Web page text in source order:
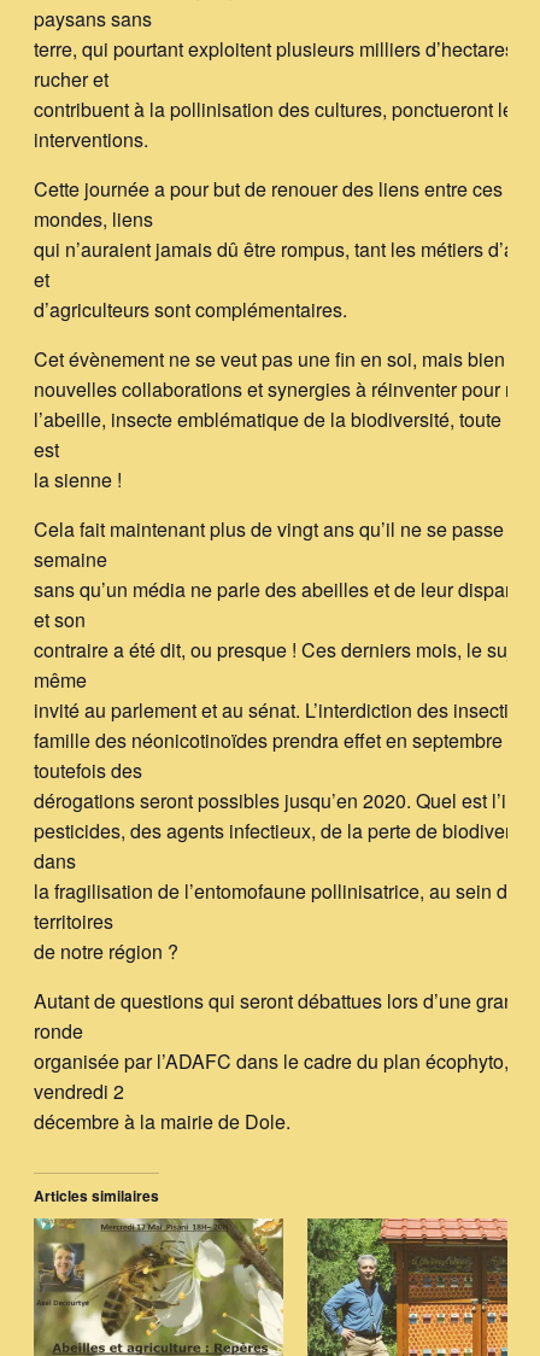
paysans sans
terre, qui pourtant exploitent plusieurs milliers d’hectares
rucher et
contribuent à la pollinisation des cultures, ponctueront les
interventions.
Cette journée a pour but de renouer des liens entre ces
mondes, liens
qui n’auraient jamais dû être rompus, tant les métiers
et
d’agriculteurs sont complémentaires.
Cet évènement ne se veut pas une fin en soi, mais bien le
nouvelles collaborations et synergies à réinventer pour
l’abeille, insecte emblématique de la biodiversité, toute la
est
la sienne !
Cela fait maintenant plus de vingt ans qu’il ne se passe
semaine
sans qu’un média ne parle des abeilles et de leur
et son
contraire a été dit, ou presque ! Ces derniers mois, le sujet
même
invité au parlement et au sénat. L’interdiction des
famille des néonicotinoïdes prendra effet en septembre
toutefois des
dérogations seront possibles jusqu’en 2020. Quel est
pesticides, des agents infectieux, de la perte de
dans
la fragilisation de l’entomofaune pollinisatrice, au sein des
territoires
de notre région ?
Autant de questions qui seront débattues lors d’une
ronde
organisée par l’ADAFC dans le cadre du plan écophyto, le
vendredi 2
décembre à la mairie de Dole.
Articles similaires